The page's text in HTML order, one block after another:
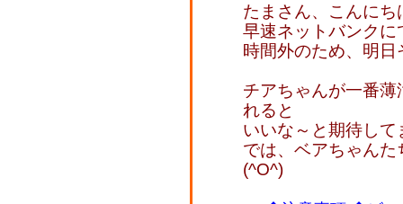
たまさん、こんにち
早速ネットバンク
時間外のため、明
チアちゃんが一番
れると
いいな～と期待して
では、ベアちゃん
(^O^)